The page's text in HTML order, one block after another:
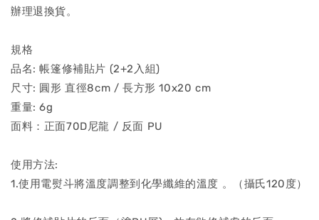
辦理退換貨。
規格
品名: 帳篷修補貼片 (2+2入組)
尺寸: 圓形 直徑8cm / 長方形 10x20 cm
重量: 6g
面料：正面70D尼龍 / 反面 PU
使用方法:
1.使用電熨斗將溫度調整到化學纖維的溫度 。（攝氏120度）